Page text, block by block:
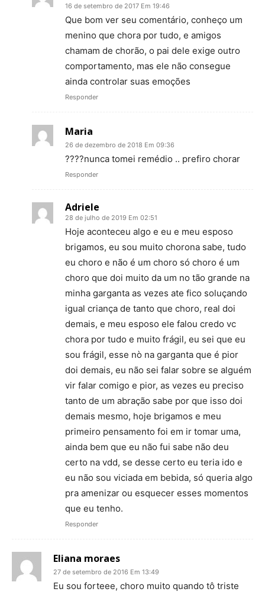
16 de setembro de 2017 Em 19:46
Que bom ver seu comentário, conheço um
menino que chora por tudo, e amigos
chamam de chorão, o pai dele exige outro
comportamento, mas ele não consegue
ainda controlar suas emoções
Responder
Maria
26 de dezembro de 2018 Em 09:36
????nunca tomei remédio .. prefiro chorar
Responder
Adriele
28 de julho de 2019 Em 02:51
Hoje aconteceu algo e eu e meu esposo
brigamos, eu sou muito chorona sabe, tudo
eu choro e não é um choro só choro é um
choro que doi muito da um no tão grande na
minha garganta as vezes ate fico soluçando
igual criança de tanto que choro, real doi
demais, e meu esposo ele falou credo vc
chora por tudo e muito frágil, eu sei que eu
sou frágil, esse nò na garganta que é pior
doi demais, eu não sei falar sobre se alguém
vir falar comigo e pior, as vezes eu preciso
tanto de um abração sabe por que isso doi
demais mesmo, hoje brigamos e meu
primeiro pensamento foi em ir tomar uma,
ainda bem que eu não fui sabe não deu
certo na vdd, se desse certo eu teria ido e
eu não sou viciada em bebida, só queria algo
pra amenizar ou esquecer esses momentos
que eu tenho.
Responder
Eliana moraes
27 de setembro de 2016 Em 13:49
Eu sou forteee, choro muito quando tô triste